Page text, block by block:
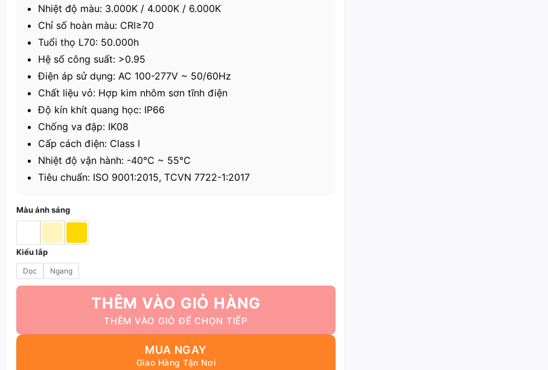
Nhiệt độ màu: 3.000K / 4.000K / 6.000K
Chỉ số hoàn màu: CRI≥70
Tuổi thọ L70: 50.000h
Hệ số công suất: >0.95
Điện áp sử dụng: AC 100-277V ~ 50/60Hz
Chất liệu vỏ: Hợp kim nhôm sơn tĩnh điện
Độ kín khít quang học: IP66
Chống va đập: IK08
Cấp cách điện: Class I
Nhiệt độ vận hành: -40℃ ~ 55℃
Tiêu chuẩn: ISO 9001:2015, TCVN 7722-1:2017
Màu ánh sáng
Kiểu lắp
Dọc Ngang
THÊM VÀO GIỎ HÀNG
MUA NGAY